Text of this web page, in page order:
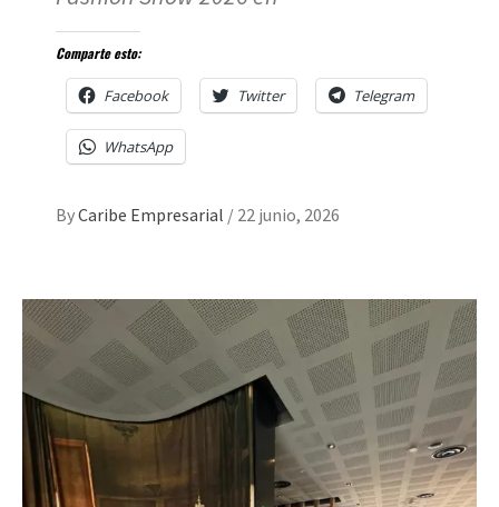
Comparte esto:
Facebook Twitter Telegram
WhatsApp
ByCaribe Empresarial / 22 junio, 2026